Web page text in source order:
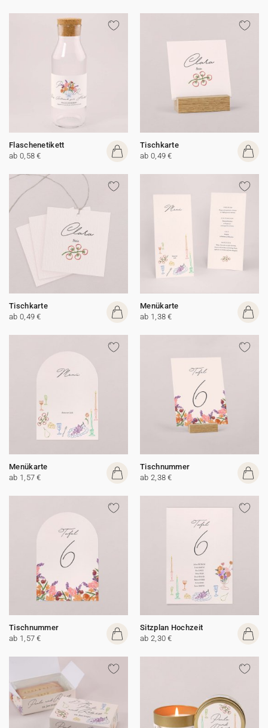
Flaschenetikett
ab 0,58 €
Tischkarte
ab 0,49 €
Tischkarte
ab 0,49 €
Menükarte
ab 1,38 €
Menükarte
ab 1,57 €
Tischnummer
ab 2,38 €
Tischnummer
ab 1,57 €
Sitzplan Hochzeit
ab 2,30 €